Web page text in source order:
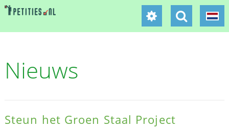
Nieuws
Steun het Groen Staal Project